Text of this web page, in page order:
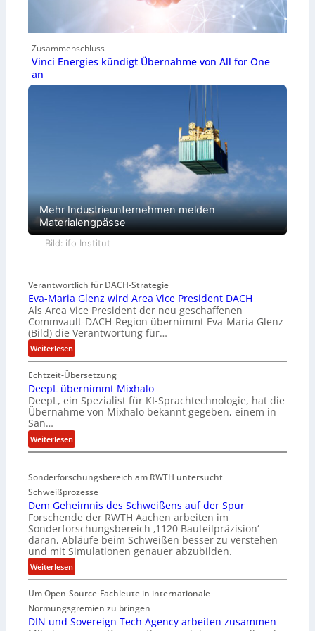
Zusammenschluss
Vinci Energies kündigt Übernahme von All for One
an
Mehr Industrieunternehmen melden
Materialengpässe
Bild: ifo Institut
Verantwortlich für DACH-Strategie
Eva-Maria Glenz wird Area Vice President DACH
Als Area Vice President der neu geschaffenen
Commvault-DACH-Region übernimmt Eva-Maria Glenz
(Bild) die Verantwortung für…
Weiterlesen:
E
v
a
-
M
a
r
i
G
l
e
n
z
w
i
r
d
r
e
Echtzeit-Übersetzung
DeepL übernimmt Mixhalo
DeepL, ein Spezialist für KI-Sprachtechnologie, hat die
Übernahme von Mixhalo bekannt gegeben, einem in
San…
Weiterlesen:
D
e
p
L
ü
b
e
r
n
m
m
t
Sonderforschungsbereich am RWTH untersucht
Schweißprozesse
Dem Geheimnis des Schweißens auf der Spur
Forschende der RWTH Aachen arbeiten im
Sonderforschungsbereich ‚1120 Bauteilpräzision‘
daran, Abläufe beim Schweißen besser zu verstehen
und mit Simulationen genauer abzubilden.
Weiterlesen:
D
e
m
G
Um Open-Source-Fachleute in internationale
Normungsgremien zu bringen
DIN und Sovereign Tech Agency arbeiten zusammen